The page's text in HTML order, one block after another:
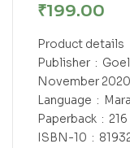
₹199.00
Product details
Publisher ‏ : ‎ Goel Prakashan; First Edition (25
November
Language ‏ :
ISBN-10 ‏ :